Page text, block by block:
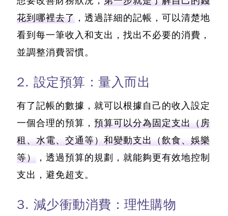
花到哪裡去了 ，透過詳細的記帳，可以清楚地
看到每一筆收入和支出，找出不必要的消費，
並調整消費習慣。
2. 設定預算：量入而出
有了記帳的數據，就可以根據自己的收入設定
一個合理的預算， 預算可以分為固定支出（房
租、水電、交通等）和變動支出（飲食、娛樂
等） ，透過預算的規劃，就能夠更有效地控制
支出，避免超支。
3. 減少衝動消費：理性購物